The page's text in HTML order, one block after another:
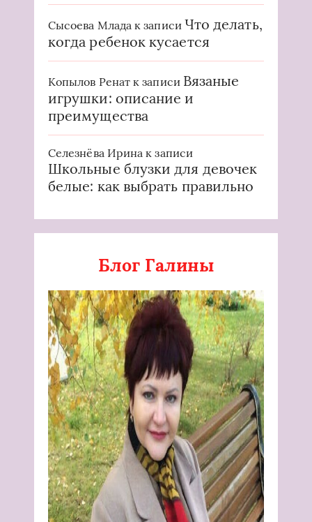
Сысоева Млада к записи Что делать,
когда ребенок кусается
Копылов Ренат к записи Вязаные
игрушки: описание и
преимущества
Селезнёва Ирина к записи
Школьные блузки для девочек
белые: как выбрать правильно
Блог Галины